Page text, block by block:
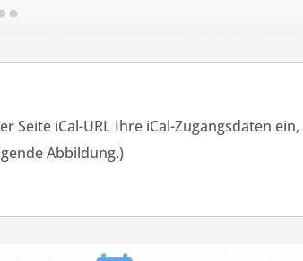
Seite iCal-URL Ihre iCal-Zugangsdaten ein,
Abbildung.)